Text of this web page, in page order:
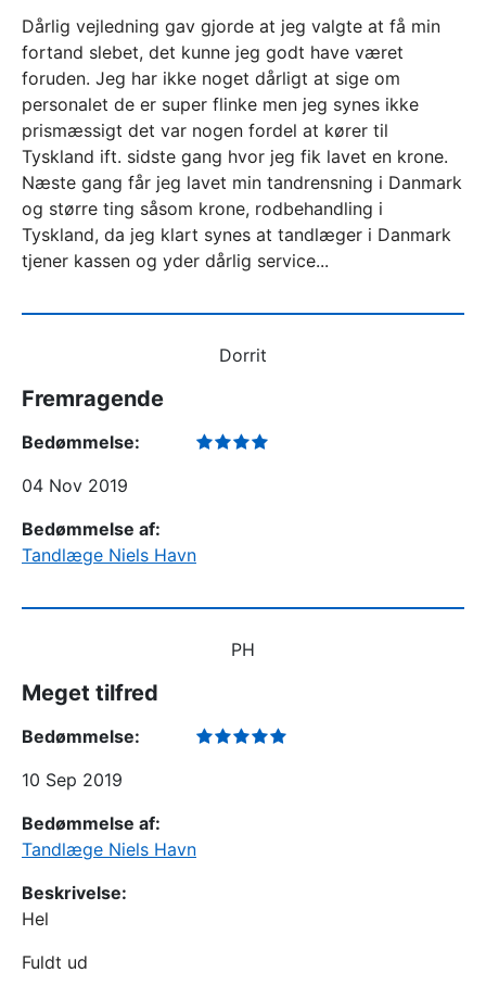
Dårlig vejledning gav gjorde at jeg valgte at få min
fortand slebet, det kunne jeg godt have været
foruden. Jeg har ikke noget dårligt at sige om
personalet de er super flinke men jeg synes ikke
prismæssigt det var nogen fordel at kører til
Tyskland ift. sidste gang hvor jeg fik lavet en krone.
Næste gang får jeg lavet min tandrensning i Danmark
og større ting såsom krone, rodbehandling i
Tyskland, da jeg klart synes at tandlæger i Danmark
tjener kassen og yder dårlig service...
Dorrit
Fremragende
Bedømmelse:
04 Nov 2019
Bedømmelse af:
Tandlæge Niels Havn
PH
Meget tilfred
Bedømmelse:
10 Sep 2019
Bedømmelse af:
Tandlæge Niels Havn
Beskrivelse:
Hel
Fuldt ud